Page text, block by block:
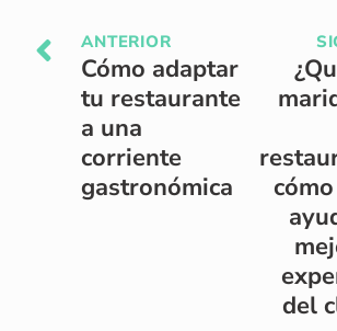
ANTERIOR
Cómo adaptar
tu restaurante
a una
corriente
gastronómica
del